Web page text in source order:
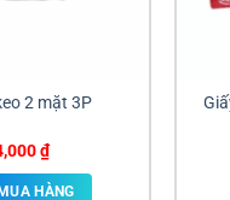
2 mặt 3P
₫
MUA HÀNG